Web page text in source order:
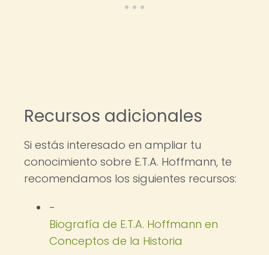
Recursos adicionales
Si estás interesado en ampliar tu
conocimiento sobre E.T.A. Hoffmann, te
recomendamos los siguientes recursos:
-
Biografía de E.T.A. Hoffmann en
Conceptos de la Historia